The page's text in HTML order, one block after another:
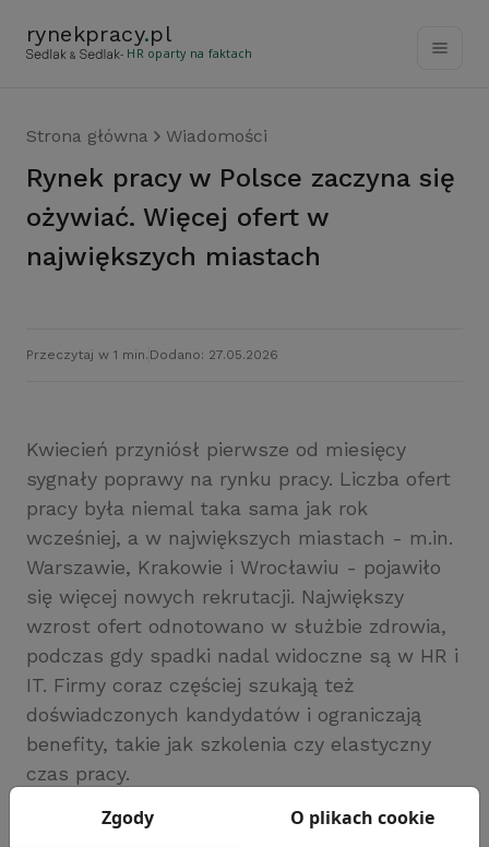
rynekpracy.pl
- HR oparty na faktach
Strona główna Wiadomości
Rynek pracy w Polsce zaczyna się
ożywiać. Więcej ofert w
największych miastach
Przeczytaj w 1 min. Dodano: 27.05.2026
Kwiecień przyniósł pierwsze od miesięcy
sygnały poprawy na rynku pracy. Liczba ofert
pracy była niemal taka sama jak rok
wcześniej, a w największych miastach - m.in.
Warszawie, Krakowie i Wrocławiu - pojawiło
się więcej nowych rekrutacji. Największy
wzrost ofert odnotowano w służbie zdrowia,
podczas gdy spadki nadal widoczne są w HR i
IT. Firmy coraz częściej szukają też
doświadczonych kandydatów i ograniczają
benefity, takie jak szkolenia czy elastyczny
czas pracy.
Zgody O plikach cookie